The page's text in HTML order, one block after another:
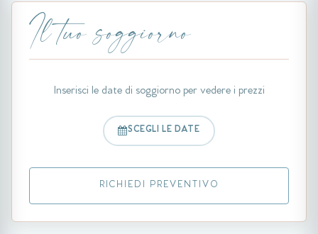
Il tuo soggiorno
Inserisci le date di soggiorno per vedere i prezzi
SCEGLI LE DATE
RICHIEDI PREVENTIVO